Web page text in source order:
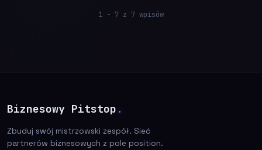
1 - 7 z 7 wpisów
Biznesowy Pitstop .
Zbuduj swój mistrzowski zespół. Sieć
partnerów biznesowych z pole position.